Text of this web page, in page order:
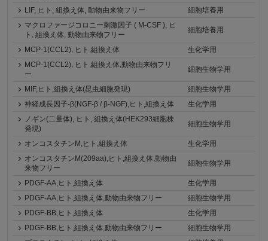
LIF, ヒト, 組換え体, 動物由来物フリー
細胞培養用
マクロファージコロニー刺激因子 ( M-CSF ), ヒ
ト, 組換え体, 動物由来物フリー
細胞培養用
MCP-1(CCL2), ヒト,組換え体
生化学用
MCP-1(CCL2), ヒト,組換え体,動物由来物フリ
ー
細胞生物学用
MIF,ヒト,組換え体(昆虫細胞発現)
細胞生物学用
神経成長因子-β(NGF-β / β-NGF),ヒト,組換え体
生化学用
ノギン(二量体), ヒト, 組換え体(HEK293細胞株
発現)
細胞生物学用
オンコスタチンM,ヒト,組換え体
生化学用
オンコスタチンM(209aa),ヒト,組換え体,動物由
来物フリー
細胞生物学用
PDGF-AA,ヒト,組換え体
生化学用
PDGF-AA,ヒト,組換え体,動物由来物フリー
細胞生物学用
PDGF-BB,ヒト,組換え体
生化学用
PDGF-BB,ヒト,組換え体,動物由来物フリー
細胞生物学用